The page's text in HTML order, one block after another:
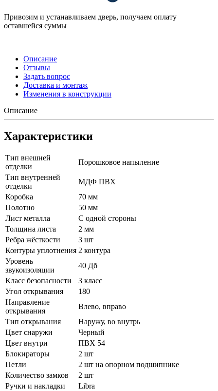
Привозим и устанавливаем дверь, получаем оплату
оставшейся суммы
Описание
Отзывы
Задать вопрос
Доставка и монтаж
Изменения в конструкции
Описание
Характеристики
Тип внешней
отделки
Порошковое напыление
Тип внутренней
отделки
МДФ ПВХ
Коробка
70 мм
Полотно
50 мм
Лист металла
С одной стороны
Толщина листа
2 мм
Ребра жёсткости
3 шт
Контуры уплотнения 2 контура
Уровень
звукоизоляции
40 Дб
Класс безопасности
3 класс
Угол открывания
180
Направление
открывания
Влево, вправо
Тип открывания
Наружу, во внутрь
Цвет снаружи
Черный
Цвет внутри
ПВХ 54
Блокираторы
2 шт
Петли
2 шт на опорном подшипнике
Количество замков
2 шт
Ручки и накладки
Libra